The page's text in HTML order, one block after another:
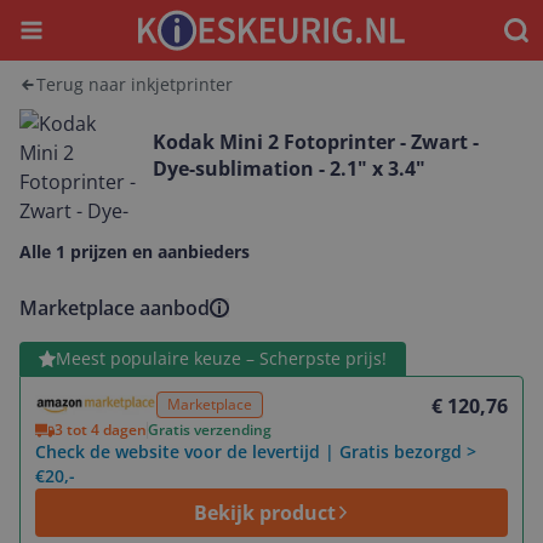
Menu
Terug naar inkjetprinter
Kodak Mini 2 Fotoprinter - Zwart -
Dye-sublimation - 2.1" x 3.4"
Alle 1 prijzen en aanbieders
Marketplace aanbod
Meest populaire keuze – Scherpste prijs!
Marketplace € 120,76
3 tot 4 dagenGratis verzending
Check de website voor de levertijd | Gratis bezorgd >
€20,-
Bekijk product
Bekijk product